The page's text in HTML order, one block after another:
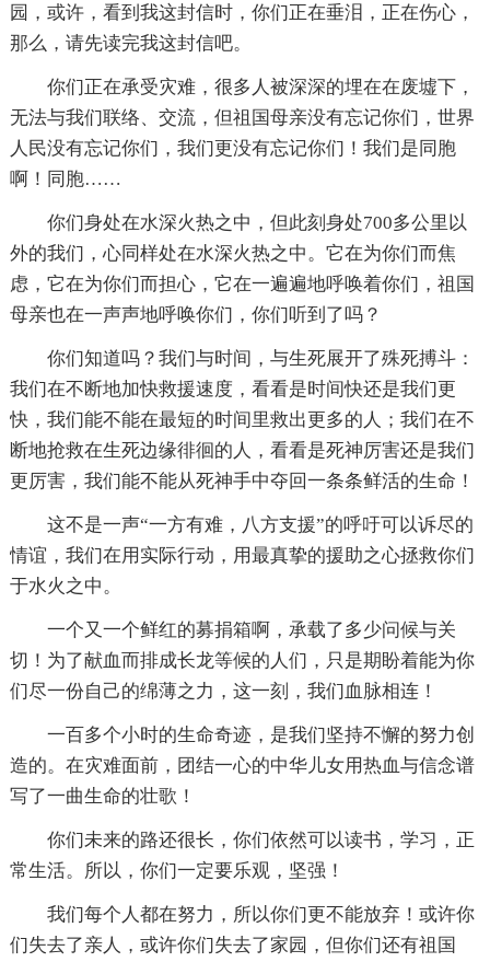
园，或许，看到我这封信时，你们正在垂泪，正在伤心，
那么，请先读完我这封信吧。
你们正在承受灾难，很多人被深深的埋在在废墟下，
无法与我们联络、交流，但祖国母亲没有忘记你们，世界
人民没有忘记你们，我们更没有忘记你们！我们是同胞
啊！同胞……
你们身处在水深火热之中，但此刻身处700多公里以
外的我们，心同样处在水深火热之中。它在为你们而焦
虑，它在为你们而担心，它在一遍遍地呼唤着你们，祖国
母亲也在一声声地呼唤你们，你们听到了吗？
你们知道吗？我们与时间，与生死展开了殊死搏斗：
我们在不断地加快救援速度，看看是时间快还是我们更
快，我们能不能在最短的时间里救出更多的人；我们在不
断地抢救在生死边缘徘徊的人，看看是死神厉害还是我们
更厉害，我们能不能从死神手中夺回一条条鲜活的生命！
这不是一声“一方有难，八方支援”的呼吁可以诉尽的
情谊，我们在用实际行动，用最真挚的援助之心拯救你们
于水火之中。
一个又一个鲜红的募捐箱啊，承载了多少问候与关
切！为了献血而排成长龙等候的人们，只是期盼着能为你
们尽一份自己的绵薄之力，这一刻，我们血脉相连！
一百多个小时的生命奇迹，是我们坚持不懈的努力创
造的。在灾难面前，团结一心的中华儿女用热血与信念谱
写了一曲生命的壮歌！
你们未来的路还很长，你们依然可以读书，学习，正
常生活。所以，你们一定要乐观，坚强！
我们每个人都在努力，所以你们更不能放弃！或许你
们失去了亲人，或许你们失去了家园，但你们还有祖国